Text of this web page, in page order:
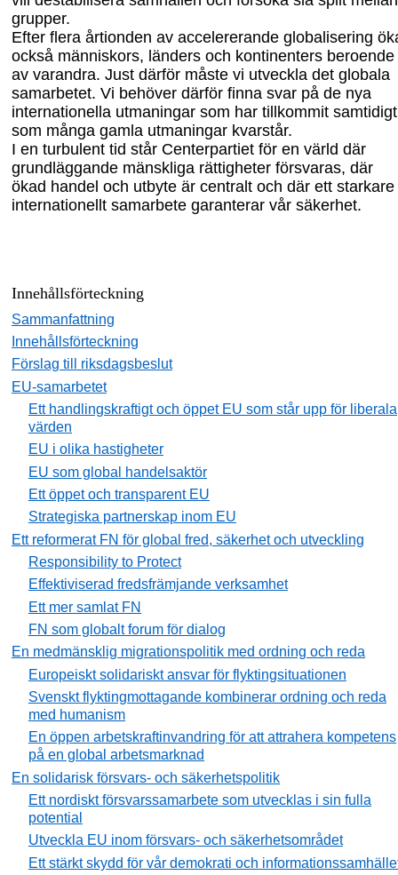
grupper.
Efter flera årtionden av accelererande globalisering
också människors, länders och kontinenters beroende
av varandra. Just därför måste vi utveckla det globala
samarbetet. Vi behöver därför finna svar på de nya
internationella utmaningar som har tillkommit samtidigt
som många gamla utmaningar kvarstår.
I en turbulent tid står Centerpartiet för en värld där
grundläggande mänskliga rättigheter försvaras, där
ökad handel och utbyte är centralt och där ett starkare
internationellt samarbete garanterar vår säkerhet.
Innehållsförteckning
Sammanfattning
Innehållsförteckning
Förslag till riksdagsbeslut
EU-samarbetet
Ett handlingskraftigt och öppet EU som står upp för liberala
värden
EU i olika hastigheter
EU som global handelsaktör
Ett öppet och transparent EU
Strategiska partnerskap inom EU
Ett reformerat FN för global fred, säkerhet och utveckling
Responsibility to Protect
Effektiviserad fredsfrämjande verksamhet
Ett mer samlat FN
FN som globalt forum för dialog
En medmänsklig migrationspolitik med ordning och reda
Europeiskt solidariskt ansvar för flyktingsituationen
Svenskt flyktingmottagande kombinerar ordning och reda
med humanism
En öppen arbetskraftinvandring för att attrahera kompetens
på en global arbetsmarknad
En solidarisk försvars- och säkerhetspolitik
Ett nordiskt försvarssamarbete som utvecklas i sin fulla
potential
Utveckla EU inom försvars- och säkerhetsområdet
Ett stärkt skydd för vår demokrati och